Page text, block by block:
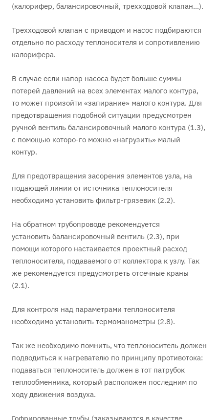
(калорифер, балансировочный, трехходовой клапан…).
Трехходовой клапан с приводом и насос подбираются
отдельно по расходу теплоносителя и сопротивлению
калорифера.
В случае если напор насоса будет больше суммы
потерей давлений на всех элементах малого контура,
то может произойти «запирание» малого контура. Для
предотвращения подобной ситуации предусмотрен
ручной вентиль балансировочный малого контура (1.3),
с помощью которо-го можно «нагрузить» малый
контур.
Для предотвращения засорения элементов узла, на
подающей линии от источника теплоносителя
необходимо установить фильтр-грязевик (2.2).
На обратном трубопроводе рекомендуется
установить балансировочный вентиль (2.3), при
помощи которого настаивается проектный расход
теплоносителя, подаваемого от коллектора к узлу. Так
же рекомендуется предусмотреть отсечные краны
(2.1).
Для контроля над параметрами теплоносителя
необходимо установить термоманометры (2.8).
Так же необходимо помнить, что теплоноситель должен
подводиться к нагревателю по принципу противотока:
подаваться теплоноситель должен в тот патрубок
теплообменника, который расположен последним по
ходу движения воздуха.
Гофрированные трубы (заказываются в качестве